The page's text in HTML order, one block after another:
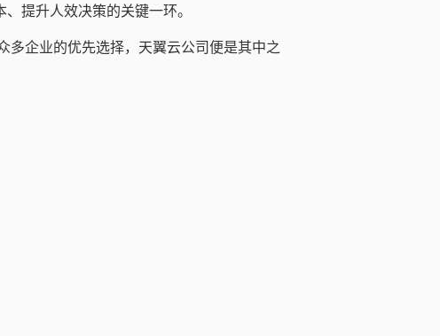
提升人效决策的关键一环。
多企业的优先选择，天翼云公司便是其中之